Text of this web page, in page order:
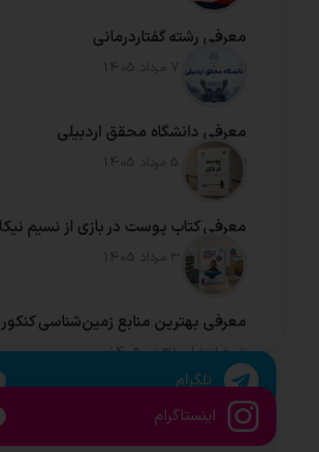
معرفی رشته گفتاردرمانی
تاریخ انتشار: 7 مرداد 1405
معرفی دانشگاه محقق اردبیلی
تاریخ انتشار: 5 مرداد 1405
تاریخ انتشار: 3 مرداد 1405
معرفی بهترین منابع زمین‌شناسی کنکور
تاریخ انتشار: 31 تیر 1405
تلگرام
اینستاگرام